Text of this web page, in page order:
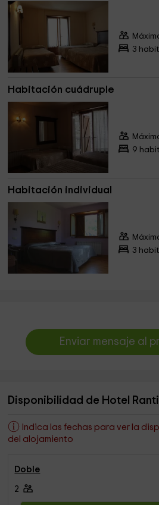
3
Habitación cuádruple
9
Habitación individual
3
Enviar mensaje al
Disponibilidad de Hotel
Indica las fechas para ver la
del alojamiento
Doble
2